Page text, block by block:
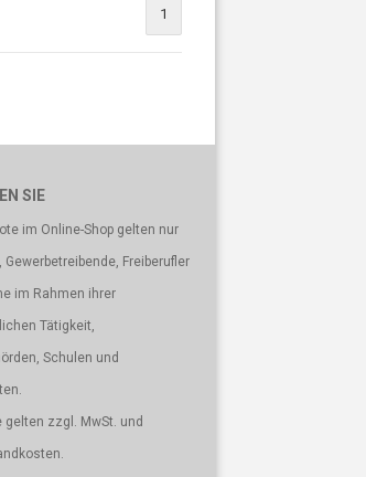
1
SIE
im Online-Shop gelten nur
Gewerbetreibende, Freiberufler
im Rahmen ihrer
Tätigkeit,
Schulen und
gelten zzgl. MwSt. und